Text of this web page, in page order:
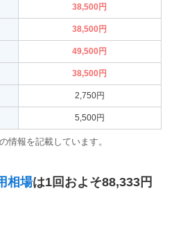
38,500円
38,500円
49,500円
38,500円
2,750円
5,500円
情報を記載しています。
相場は1回およそ88,333円